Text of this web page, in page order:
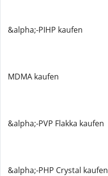
&alpha;-PIHP kaufen
MDMA kaufen
&alpha;-PVP Flakka kaufen
&alpha;-PHP Crystal kaufen